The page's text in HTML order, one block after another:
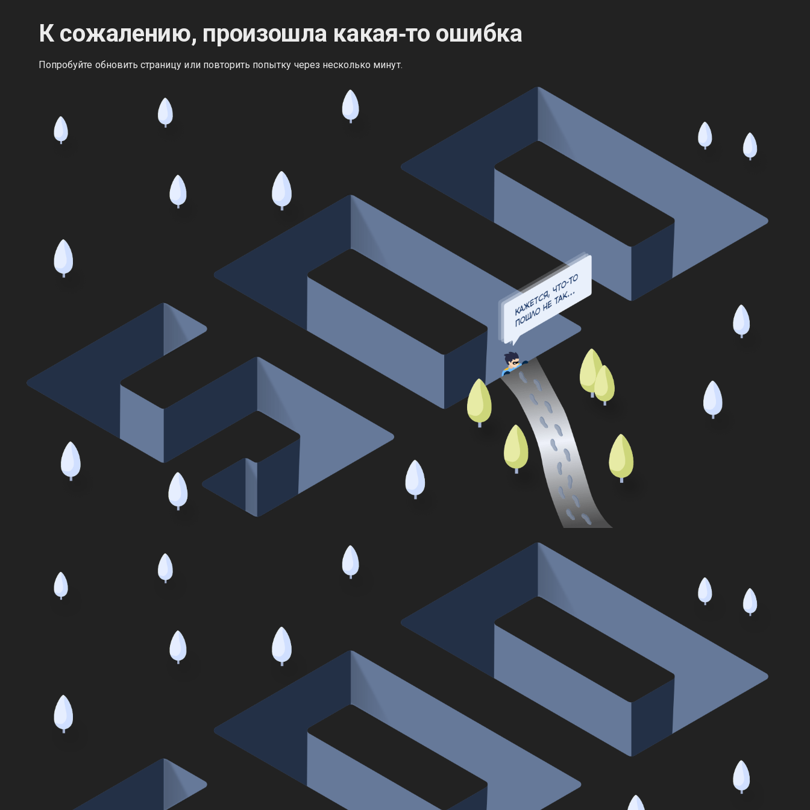
К сожалению, произошла какая‑то ошибка
Попробуйте обновить страницу или повторить попытку через несколько минут.